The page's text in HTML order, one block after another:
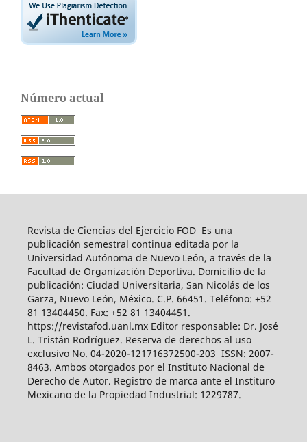
Número actual
Revista de Ciencias del Ejercicio FOD Es una
publicación semestral continua editada por la
Universidad Autónoma de Nuevo León, a través de la
Facultad de Organización Deportiva. Domicilio de la
publicación: Ciudad Universitaria, San Nicolás de los
Garza, Nuevo León, México. C.P. 66451. Teléfono: +52
81 13404450. Fax: +52 81 13404451.
https://revistafod.uanl.mx Editor responsable: Dr. José
L. Tristán Rodríguez. Reserva de derechos al uso
exclusivo No. 04-2020-121716372500-203 ISSN: 2007-
8463. Ambos otorgados por el Instituto Nacional de
Derecho de Autor. Registro de marca ante el Instituro
Mexicano de la Propiedad Industrial: 1229787.